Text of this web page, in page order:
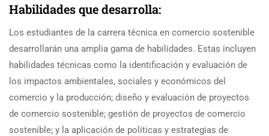
Habilidades que desarrolla:
Los estudiantes de la carrera técnica en comercio sostenible
desarrollarán una amplia gama de habilidades. Estas incluyen
habilidades técnicas como la identificación y evaluación de
los impactos ambientales, sociales y económicos del
comercio y la producción; diseño y evaluación de proyectos
de comercio sostenible; gestión de proyectos de comercio
sostenible; y la aplicación de políticas y estrategias de